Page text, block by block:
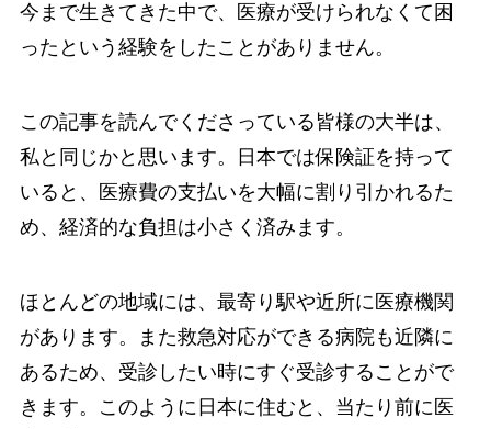
今まで生きてきた中で、医療が受けられなくて困
ったという経験をしたことがありません。
この記事を読んでくださっている皆様の大半は、
私と同じかと思います。日本では保険証を持って
いると、医療費の支払いを大幅に割り引かれるた
め、経済的な負担は小さく済みます。
ほとんどの地域には、最寄り駅や近所に医療機関
があります。また救急対応ができる病院も近隣に
あるため、受診したい時にすぐ受診することがで
きます。このように日本に住むと、当たり前に医